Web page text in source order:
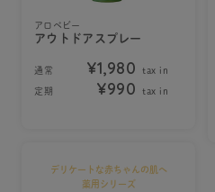
アロベビー
アウトドアスプレー
通常 ¥1,980 tax in
定期 ¥990 tax in
デリケートな赤ちゃんの肌へ
薬用シリーズ